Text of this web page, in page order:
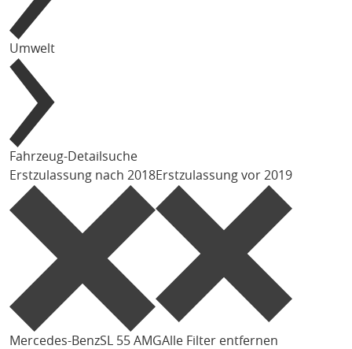
Umwelt
Fahrzeug-Detailsuche
Erstzulassung nach 2018Erstzulassung vor 2019
Mercedes-BenzSL 55 AMGAlle Filter entfernen